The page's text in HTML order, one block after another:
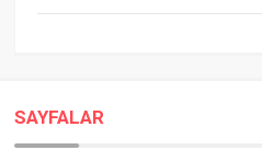
SAYFALAR